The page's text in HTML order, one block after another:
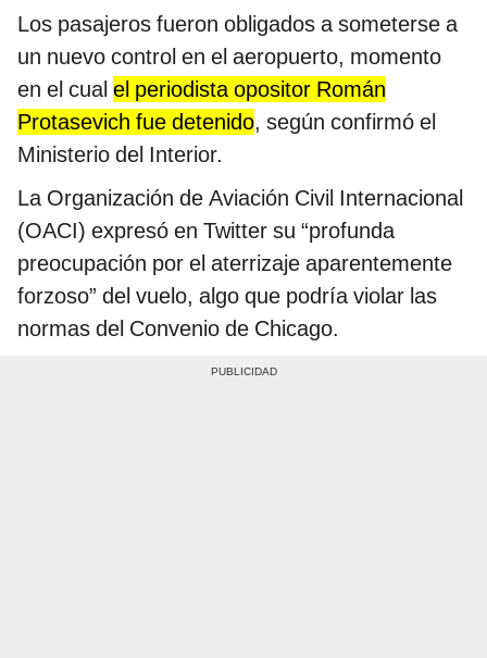
Los pasajeros fueron obligados a someterse a
un nuevo control en el aeropuerto, momento
en el cual el periodista opositor Román
Protasevich fue detenido, según confirmó el
Ministerio del Interior.
La Organización de Aviación Civil Internacional
(OACI) expresó en Twitter su “profunda
preocupación por el aterrizaje aparentemente
forzoso” del vuelo, algo que podría violar las
normas del Convenio de Chicago.